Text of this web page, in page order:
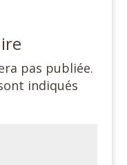
pas publiée.
indiqués